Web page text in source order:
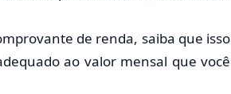
de renda, saiba que isso
ao valor mensal que você